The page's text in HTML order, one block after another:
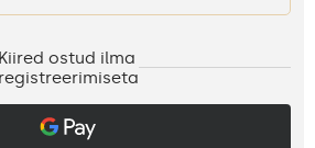
Kiired ostud ilma
registreerimiseta